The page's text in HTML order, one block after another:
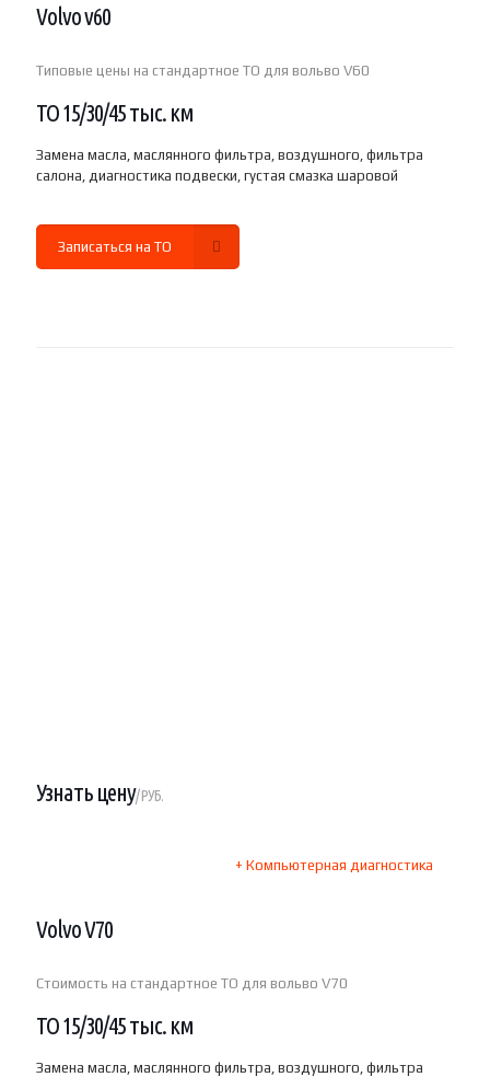
Volvo v60
Типовые цены на стандартное ТО для вольво V60
ТО 15/30/45 тыс. км
Замена масла, маслянного фильтра, воздушного, фильтра
салона, диагностика подвески, густая смазка шаровой
Записаться на ТО
Узнать цену/ РУБ.
+ Компьютерная диагностика
Volvo V70
Стоимость на стандартное ТО для вольво V70
ТО 15/30/45 тыс. км
Замена масла, маслянного фильтра, воздушного, фильтра